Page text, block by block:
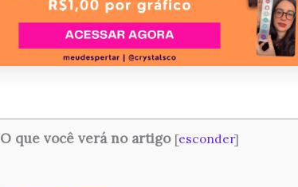
O que você verá no artigo [esconder]